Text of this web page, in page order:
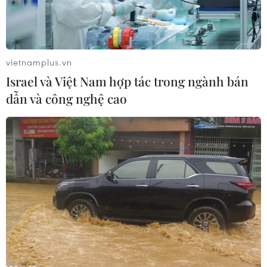
Tọa đàm “Thúc đẩy ứng dụng, chuyển giao công nghệ khu vực
Bắc Bộ.” (Ảnh: Nguyễn Thủy/TTXVN)
Chiều 15/5, Chương trình trình diễn-kết nối
cung cầu công nghệ khu vực Bắc Bộ năm 2014
tổ chức tại Bắc Giang đã bế mạc sau 2 ngày diễn
vietnamplus.vn
Israel và Việt Nam hợp tác trong ngành bán
dẫn và công nghệ cao